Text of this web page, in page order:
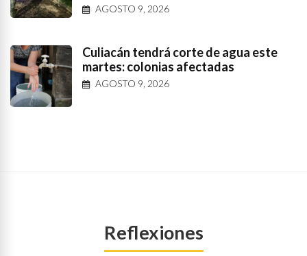
AGOSTO 9, 2026
Culiacán tendrá corte de agua este
martes: colonias afectadas
AGOSTO 9, 2026
Reflexiones